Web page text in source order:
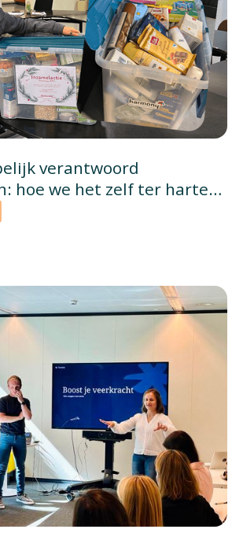
verantwoord
hoe we het zelf ter harte